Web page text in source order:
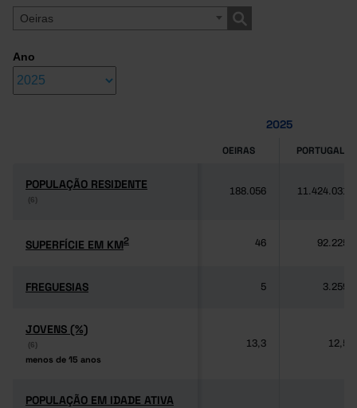
Oeiras
Ano
2025
OEIRAS PORTUGAL
POPULAÇÃO RESIDENTE
(6)
POPULAÇÃO RESIDENTE
(6)
188.056 11.424.031
SUPERFÍCIE EM KM2
SUPERFÍCIE EM KM2 46 92.225
FREGUESIAS
FREGUESIAS 5 3.259
JOVENS (%)
(6)
menos de 15 anos
JOVENS (%)
(6)
menos de 15 anos
13,3 12,5
POPULAÇÃO EM IDADE ATIVA
POPULAÇÃO EM IDADE ATIVA